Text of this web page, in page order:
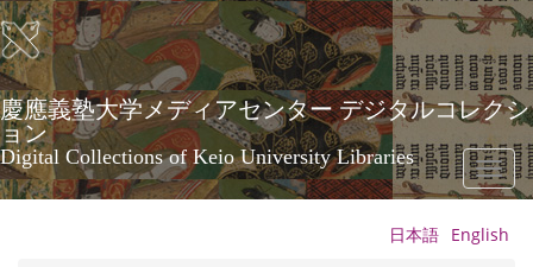
メ
イ
ン
コ
ン
テ
ン
ツ
に
慶應義塾大学メディアセンター デジタルコレクシ
ョン
Digital Collections of Keio University Libraries
Toggle
日本語 English